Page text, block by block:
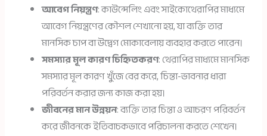
আবেগ নিয়ন্ত্রণ: কাউন্সেলিং এবং সাইকোথেরাপির মাধ্যমে
আবেগ নিয়ন্ত্রণের কৌশল শেখানো হয়, যা ব্যক্তি তার
মানসিক চাপ বা উদ্বেগ মোকাবেলায় ব্যবহার করতে পারেন।
সমস্যার মূল কারণ চিহ্নিতকরণ: থেরাপির মাধ্যমে মানসিক
সমস্যার মূল কারণ খুঁজে বের করে, চিন্তা-ভাবনার ধারা
পরিবর্তন করার জন্য কাজ করা হয়।
জীবনের মান উন্নয়ন: ব্যক্তি তার চিন্তা ও আচরণ পরিবর্তন
করে জীবনকে ইতিবাচকভাবে পরিচালনা করতে শেখেন।